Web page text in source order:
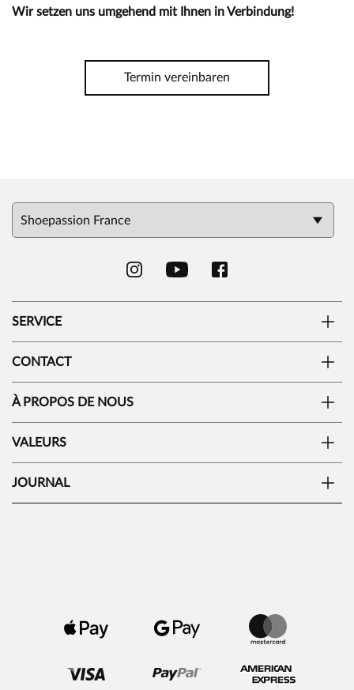
Wir setzen uns umgehend mit Ihnen in Verbindung!
Termin vereinbaren
SERVICE
CONTACT
À PROPOS DE NOUS
VALEURS
JOURNAL